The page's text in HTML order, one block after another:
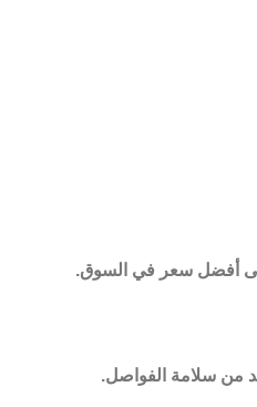
أفضل سعر في السوق.
من سلامة الفواصل.